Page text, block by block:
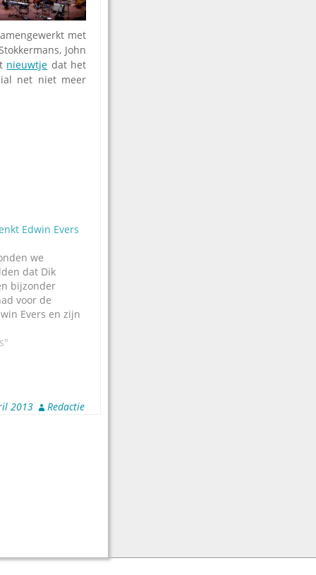
met
John
nieuwtje dat het
net niet meer
Edwin Evers
we
dat Dik
bijzonder
voor de
Evers en zijn
we
Evers ook
al de
2013 Redactie